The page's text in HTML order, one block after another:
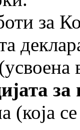
за
(која